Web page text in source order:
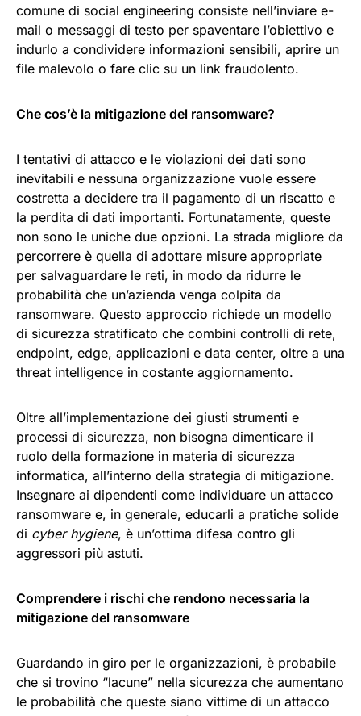
comune di social engineering consiste nell’inviare e-
mail o messaggi di testo per spaventare l’obiettivo e
indurlo a condividere informazioni sensibili, aprire un
file malevolo o fare clic su un link fraudolento.
Che cos’è la mitigazione del ransomware?
I tentativi di attacco e le violazioni dei dati sono
inevitabili e nessuna organizzazione vuole essere
costretta a decidere tra il pagamento di un riscatto e
la perdita di dati importanti. Fortunatamente, queste
non sono le uniche due opzioni. La strada migliore da
percorrere è quella di adottare misure appropriate
per salvaguardare le reti, in modo da ridurre le
probabilità che un’azienda venga colpita da
ransomware. Questo approccio richiede un modello
di sicurezza stratificato che combini controlli di rete,
endpoint, edge, applicazioni e data center, oltre a una
threat intelligence in costante aggiornamento.
Oltre all’implementazione dei giusti strumenti e
processi di sicurezza, non bisogna dimenticare il
ruolo della formazione in materia di sicurezza
informatica, all’interno della strategia di mitigazione.
Insegnare ai dipendenti come individuare un attacco
ransomware e, in generale, educarli a pratiche solide
di cyber hygiene, è un’ottima difesa contro gli
aggressori più astuti.
Comprendere i rischi che rendono necessaria la
mitigazione del ransomware
Guardando in giro per le organizzazioni, è probabile
che si trovino “lacune” nella sicurezza che aumentano
le probabilità che queste siano vittime di un attacco